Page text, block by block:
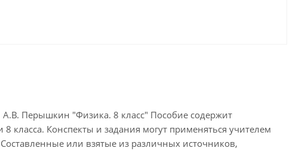
Перышкин "Физика. 8 класс" Пособие содержит
Конспекты и задания могут применяться учителем
или взятые из различных источников,